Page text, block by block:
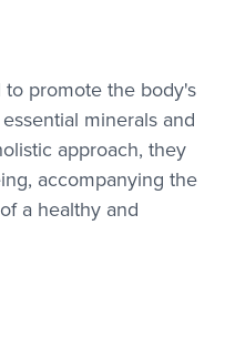
promote the body's
minerals and
approach, they
accompanying the
a healthy and